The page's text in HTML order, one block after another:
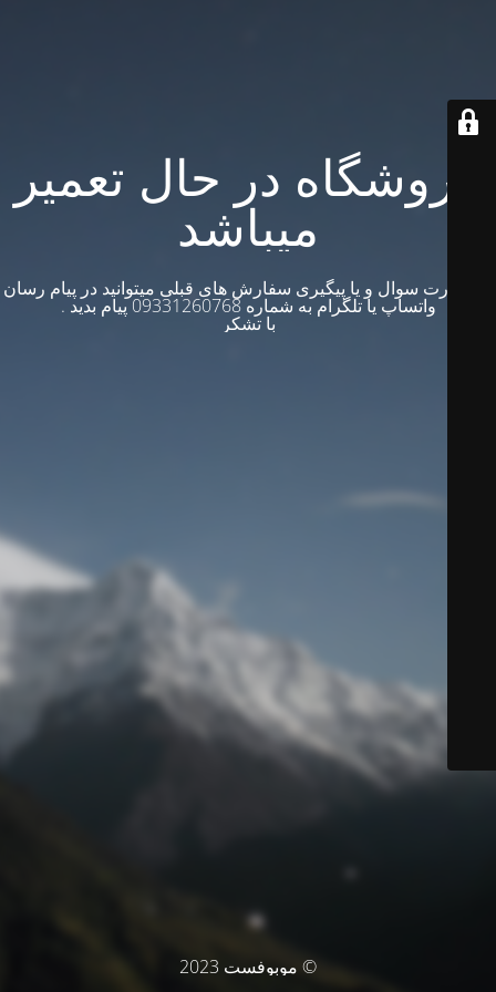
فروشگاه در حال تعمیر
میباشد
در صورت سوال و یا پیگیری سفارش های قبلی میتوانید در پیام رسان
واتساپ یا تلگرام به شماره 09331260768 پیام بدید .
با تشکر
© موبوفست 2023